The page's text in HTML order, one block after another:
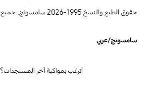
حقوق الطبع والنسخ 1995-2026 سامسونج. جميع الحقوق محفوظة.
سامسونج/عربي
أترغب بمواكبة آخر المستجدات؟